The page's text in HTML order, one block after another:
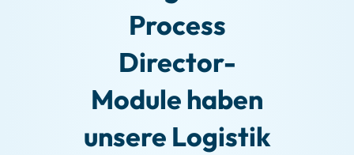
Process
Director-
Module haben
unsere Logistik